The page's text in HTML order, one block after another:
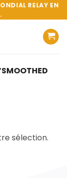
RELAY EN
sélection.